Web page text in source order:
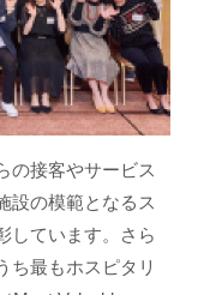
の接客やサービス
設の模範となるス
しています。さら
ち最もホスピタリ